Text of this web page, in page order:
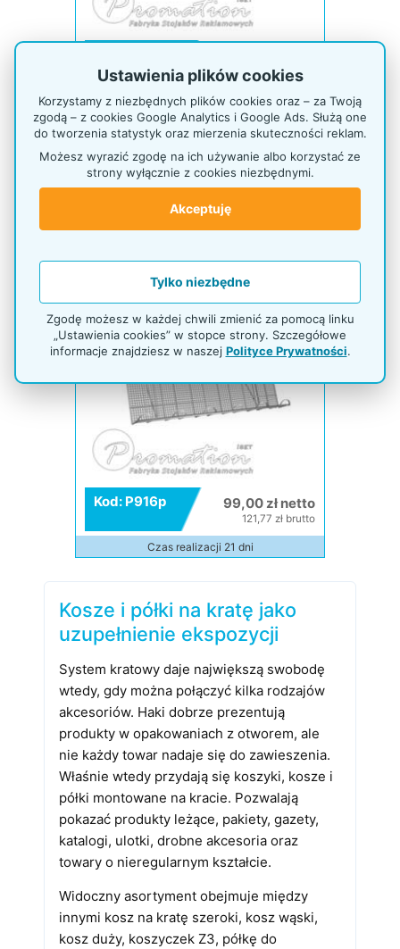
Czas realizacji 21 dni
Półka perforowana na ulotki i
książeczki
Kod: P916p 99,00 zł netto
121,77 zł brutto
Czas realizacji 21 dni
Kosze i półki na kratę jako
uzupełnienie ekspozycji
System kratowy daje największą swobodę
wtedy, gdy można połączyć kilka rodzajów
akcesoriów. Haki dobrze prezentują
produkty w opakowaniach z otworem, ale
nie każdy towar nadaje się do zawieszenia.
Właśnie wtedy przydają się koszyki, kosze i
półki montowane na kracie. Pozwalają
pokazać produkty leżące, pakiety, gazety,
katalogi, ulotki, drobne akcesoria oraz
towary o nieregularnym kształcie.
Widoczny asortyment obejmuje między
innymi kosz na kratę szeroki, kosz wąski,
kosz duży, koszyczek Z3, półkę do
Ustawienia plików cookies
Korzystamy z niezbędnych plików cookies oraz – za Twoją
zgodą – z cookies Google Analytics i Google Ads. Służą one
do tworzenia statystyk oraz mierzenia skuteczności reklam.
Możesz wyrazić zgodę na ich używanie albo korzystać ze
strony wyłącznie z cookies niezbędnymi.
Akceptuję
Tylko niezbędne
Zgodę możesz w każdej chwili zmienić za pomocą linku
„Ustawienia cookies” w stopce strony. Szczegółowe
informacje znajdziesz w naszej Polityce Prywatności.